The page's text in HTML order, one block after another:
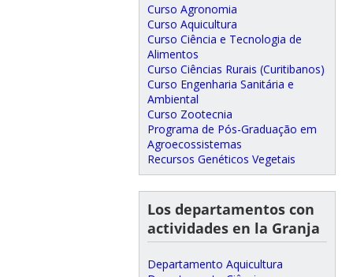
Curso Agronomia
Curso Aquicultura
Curso Ciência e Tecnologia de
Alimentos
Curso Ciências Rurais (Curitibanos)
Curso Engenharia Sanitária e
Ambiental
Curso Zootecnia
Programa de Pós-Graduação em
Agroecossistemas
Recursos Genéticos Vegetais
Los departamentos con
actividades en la Granja
Departamento Aquicultura